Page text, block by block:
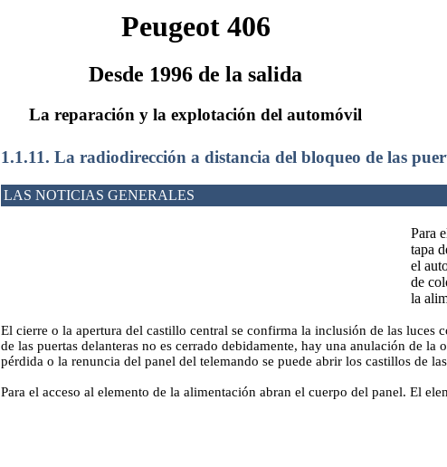
Peugeot 406
Desde 1996 de la salida
La reparación y la explotación del automóvil
1.1.11. La radiodirección a distancia del bloqueo de las
LAS NOTICIAS GENERALES
Para
tapa
el
de
la
El cierre o la apertura del castillo central se confirma la inclusión de las luces
de las puertas delanteras no es cerrado debidamente, hay una anulación de
pérdida o la renuncia del panel del telemando se puede abrir los castillos de
Para el acceso al elemento de la alimentación abran el cuerpo del panel. El